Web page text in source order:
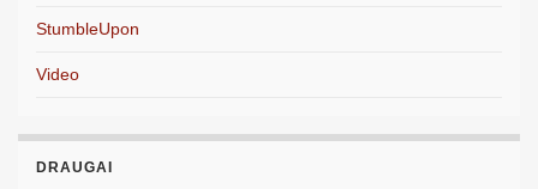
StumbleUpon
Video
DRAUGAI